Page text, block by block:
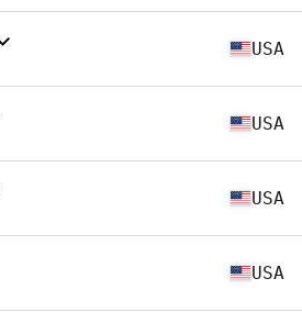
USA
USA
USA
USA